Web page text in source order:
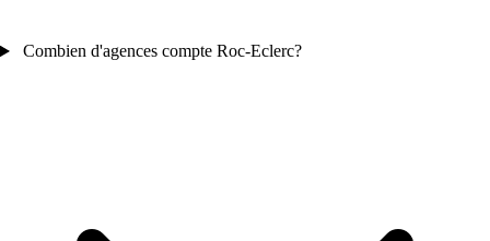
Combien d'agences compte Roc-Eclerc?